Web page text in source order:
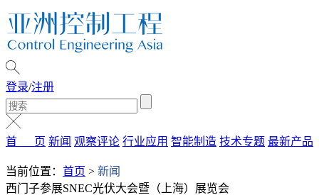
登录/注册
首 页 新闻 观察评论 行业应用 智能制造 技术专题 最新产品
当前位置： 首页 > 新闻
西门子参展SNEC光伏大会暨（上海）展览会